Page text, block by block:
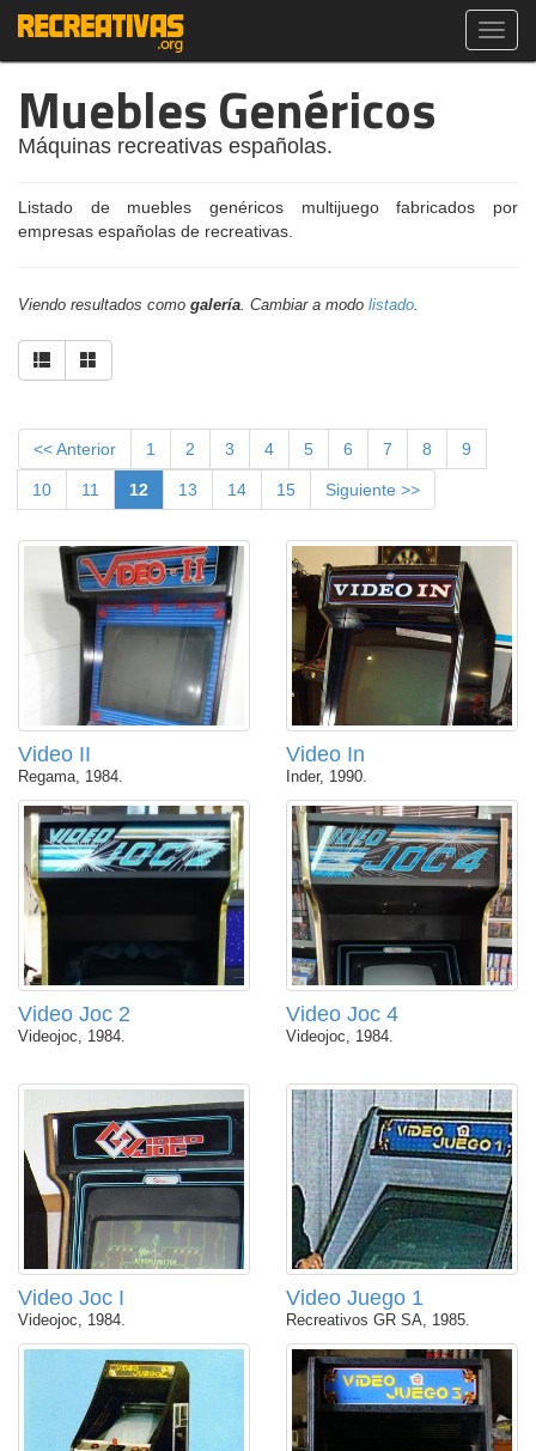
Muebles Genéricos
Máquinas recreativas españolas.
Listado de muebles genéricos multijuego fabricados por
empresas españolas de recreativas.
Viendo resultados como galería. Cambiar a modo listado.
<< Anterior 1 2 3 4 5 6 7 8 9
10 11 12 13 14 15 Siguiente >>
Video II
Regama, 1984.
Video In
Inder, 1990.
Video Joc 2
Videojoc, 1984.
Video Joc 4
Videojoc, 1984.
Video Joc I
Videojoc, 1984.
Video Juego 1
Recreativos GR SA, 1985.